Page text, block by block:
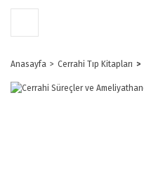
Anasayfa Cerrahi Tıp Kitapları